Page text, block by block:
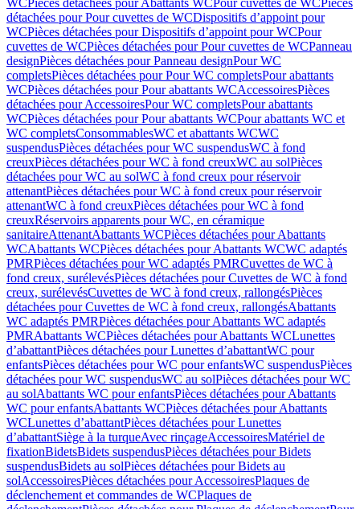
WCPièces détachées pour Abattants WCPour cuvettes de WCPièces
détachées pour Pour cuvettes de WCDispositifs d’appoint pour
WCPièces détachées pour Dispositifs d’appoint pour WCPour
cuvettes de WCPièces détachées pour Pour cuvettes de WCPanneau
designPièces détachées pour Panneau designPour WC
completsPièces détachées pour Pour WC completsPour abattants
WCPièces détachées pour Pour abattants WCAccessoiresPièces
détachées pour AccessoiresPour WC completsPour abattants
WCPièces détachées pour Pour abattants WCPour abattants WC et
WC completsConsommablesWC et abattants WCWC
suspendusPièces détachées pour WC suspendusWC à fond
creuxPièces détachées pour WC à fond creuxWC au solPièces
détachées pour WC au solWC à fond creux pour réservoir
attenantPièces détachées pour WC à fond creux pour réservoir
attenantWC à fond creuxPièces détachées pour WC à fond
creuxRéservoirs apparents pour WC, en céramique
sanitaireAttenantAbattants WCPièces détachées pour Abattants
WCAbattants WCPièces détachées pour Abattants WCWC adaptés
PMRPièces détachées pour WC adaptés PMRCuvettes de WC à
fond creux, surélevésPièces détachées pour Cuvettes de WC à fond
creux, surélevésCuvettes de WC à fond creux, rallongésPièces
détachées pour Cuvettes de WC à fond creux, rallongésAbattants
WC adaptés PMRPièces détachées pour Abattants WC adaptés
PMRAbattants WCPièces détachées pour Abattants WCLunettes
d’abattantPièces détachées pour Lunettes d’abattantWC pour
enfantsPièces détachées pour WC pour enfantsWC suspendusPièces
détachées pour WC suspendusWC au solPièces détachées pour WC
au solAbattants WC pour enfantsPièces détachées pour Abattants
WC pour enfantsAbattants WCPièces détachées pour Abattants
WCLunettes d’abattantPièces détachées pour Lunettes
d’abattantSiège à la turqueAvec rinçageAccessoiresMatériel de
fixationBidetsBidets suspendusPièces détachées pour Bidets
suspendusBidets au solPièces détachées pour Bidets au
solAccessoiresPièces détachées pour AccessoiresPlaques de
déclenchement et commandes de WCPlaques de